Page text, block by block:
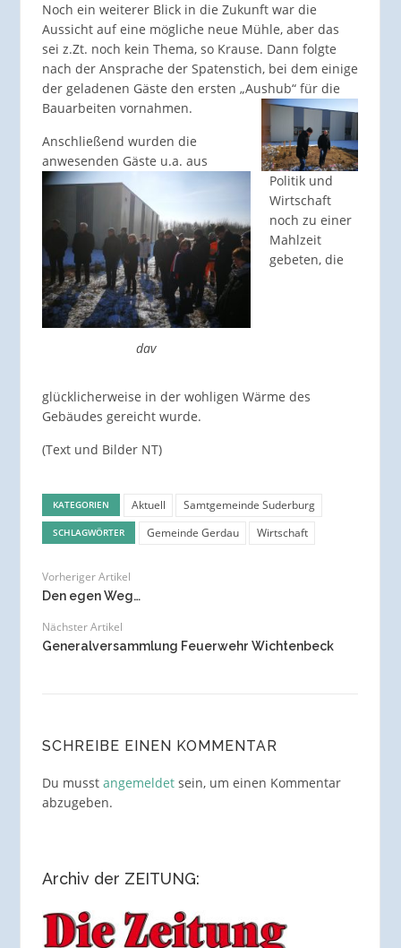
Noch ein weiterer Blick in die Zukunft war die
Aussicht auf eine mögliche neue Mühle, aber das
sei z.Zt. noch kein Thema, so Krause. Dann folgte
nach der Ansprache der Spatenstich, bei dem einige
der geladenen Gäste den ersten „Aushub“ für die
Bauarbeiten vornahmen.
dav
Anschließend wurden die
anwesenden Gäste u.a. aus
Politik und
Wirtschaft
noch zu einer
Mahlzeit
gebeten, die
glücklicherweise in der wohligen Wärme des
Gebäudes gereicht wurde.
(Text und Bilder NT)
KATEGORIEN Aktuell Samtgemeinde Suderburg
SCHLAGWÖRTER Gemeinde Gerdau Wirtschaft
Vorheriger Artikel
Den egen Weg…
Nächster Artikel
Generalversammlung Feuerwehr Wichtenbeck
SCHREIBE EINEN KOMMENTAR
Du musst angemeldetsein, um einen Kommentar
abzugeben.
Archiv der ZEITUNG: